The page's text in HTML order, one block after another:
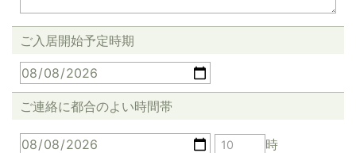
ご入居開始予定時期
ご連絡に都合のよい時間帯
時